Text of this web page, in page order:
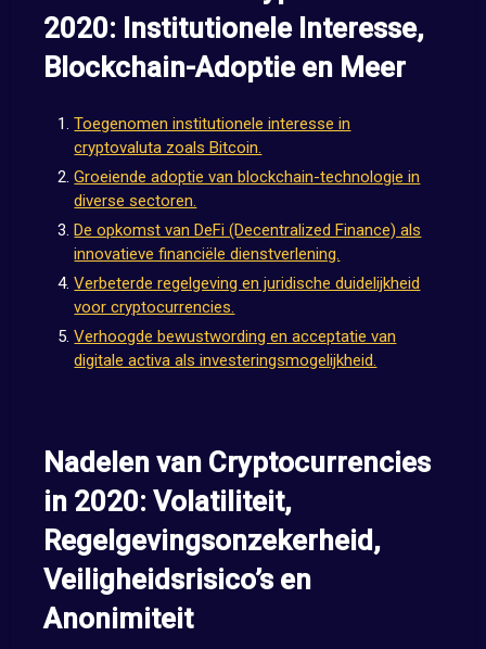
2020: Institutionele Interesse,
Blockchain-Adoptie en Meer
Toegenomen institutionele interesse in
cryptovaluta zoals Bitcoin.
Groeiende adoptie van blockchain-technologie in
diverse sectoren.
De opkomst van DeFi (Decentralized Finance) als
innovatieve financiële dienstverlening.
Verbeterde regelgeving en juridische duidelijkheid
voor cryptocurrencies.
Verhoogde bewustwording en acceptatie van
digitale activa als investeringsmogelijkheid.
Nadelen van Cryptocurrencies
in 2020: Volatiliteit,
Regelgevingsonzekerheid,
Veiligheidsrisico’s en
Anonimiteit